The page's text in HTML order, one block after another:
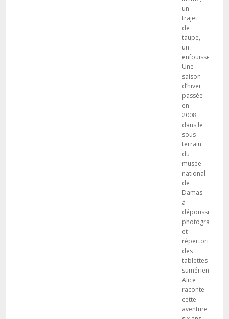
un
trajet
de
taupe,
un
enfouissement.
Une
saison
d’hiver
passée
en
2008
dans le
sous
terrain
du
musée
national
de
Damas
à
dépoussiérer,
photographier
et
répertorier
des
tablettes
sumériennes.
Alice
raconte
cette
aventure